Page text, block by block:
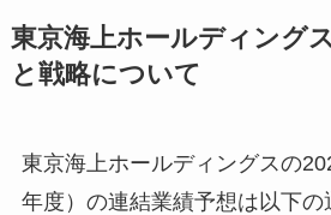
東京海上ホールディング
と戦略について
東京海上ホールディングスの
年度）の連結業績予想は以下の